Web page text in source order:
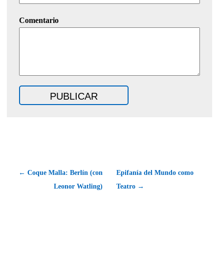
Comentario
← Coque Malla: Berlín (con
Leonor Watling)
Epifanía del Mundo como
Teatro →